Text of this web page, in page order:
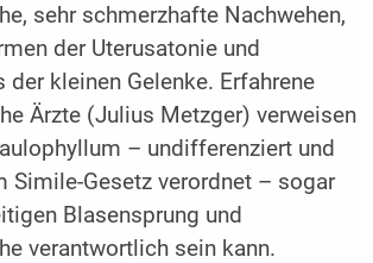
sehr schmerzhafte Nachwehen,
der Uterusatonie und
der kleinen Gelenke. Erfahrene
Ärzte (Julius Metzger) verweisen
– undifferenziert und
Simile-Gesetz verordnet – sogar
Blasensprung und
verantwortlich sein kann.